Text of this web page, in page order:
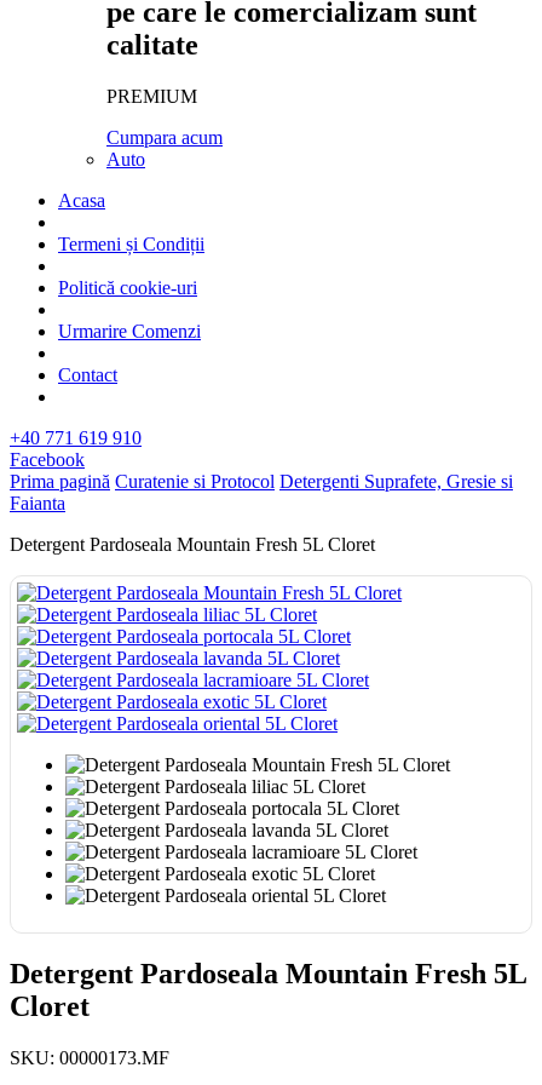
pe care le comercializam sunt
calitate
PREMIUM
Cumpara acum
Auto
Acasa
Termeni și Condiții
Politică cookie-uri
Urmarire Comenzi
Contact
+40 771 619 910
Facebook
Prima pagină Curatenie si Protocol Detergenti Suprafete, Gresie si
Faianta
Detergent Pardoseala Mountain Fresh 5L Cloret
Detergent Pardoseala Mountain Fresh 5L
Cloret
SKU: 00000173.MF